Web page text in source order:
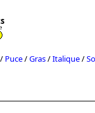
/ Puce/Gras/Italique/